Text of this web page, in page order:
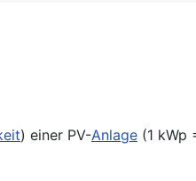
) einer PV-Anlage (1 kWp